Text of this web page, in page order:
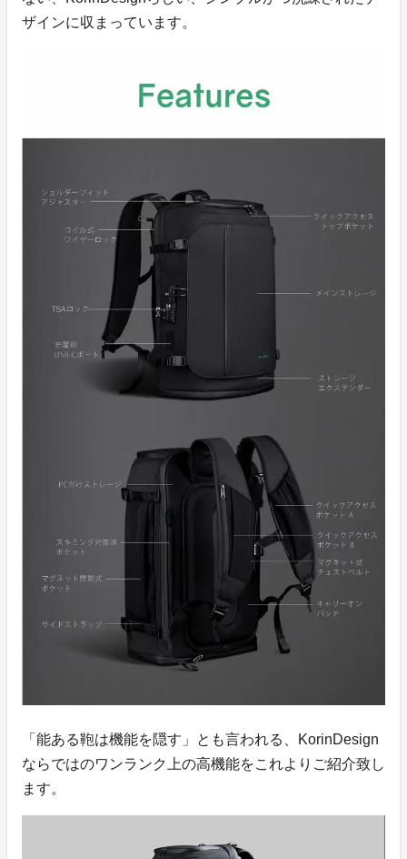
ザインに収まっています。
「能ある鞄は機能を隠す」とも言われる、KorinDesign
ならではのワンランク上の高機能をこれよりご紹介致し
ます。